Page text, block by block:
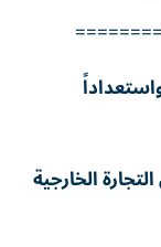
الخارجية